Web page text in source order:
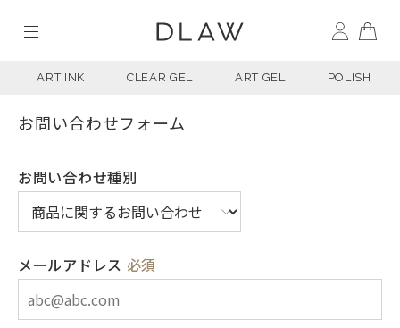
ART INK CLEAR GEL ART GEL POLISH
お問い合わせフォーム
お問い合わせ種別
メールアドレス 必須